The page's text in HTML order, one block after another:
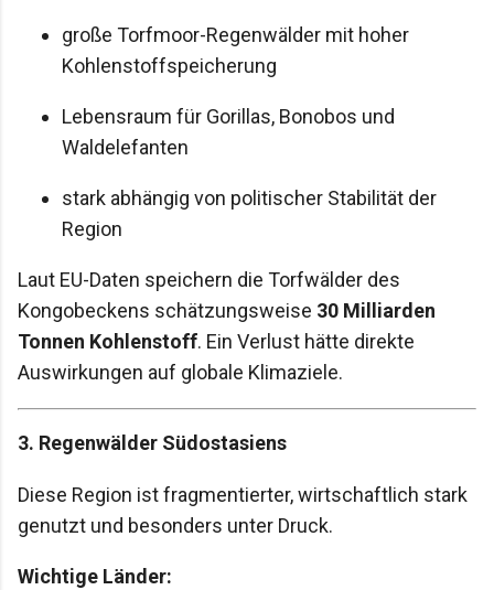
große Torfmoor-Regenwälder mit hoher
Kohlenstoffspeicherung
Lebensraum für Gorillas, Bonobos und
Waldelefanten
stark abhängig von politischer Stabilität der
Region
Laut EU-Daten speichern die Torfwälder des
Kongobeckens schätzungsweise 30 Milliarden
Tonnen Kohlenstoff. Ein Verlust hätte direkte
Auswirkungen auf globale Klimaziele.
3. Regenwälder Südostasiens
Diese Region ist fragmentierter, wirtschaftlich stark
genutzt und besonders unter Druck.
Wichtige Länder: